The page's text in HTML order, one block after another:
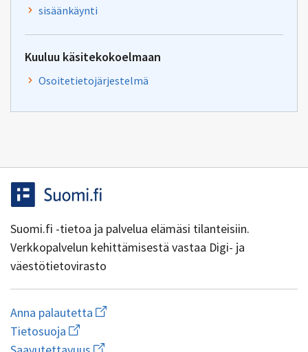
sisäänkäynti
Kuuluu käsitekokoelmaan
Osoitetietojärjestelmä
Suomi.fi -tietoa ja palvelua elämäsi tilanteisiin.
Verkkopalvelun kehittämisestä vastaa Digi- ja
väestötietovirasto
Anna palautetta Aloita
uuden
kirjoitus
Tietosuoja Avaa
linkki Avaa